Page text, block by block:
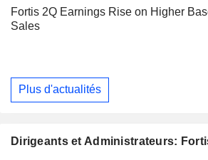
Fortis 2Q Earnings Rise on Higher
Sales
Plus d'actualités
Dirigeants et Administrateurs: